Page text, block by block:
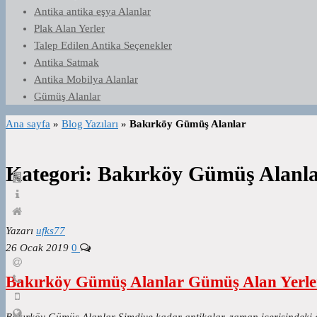
Antika antika eşya Alanlar
Plak Alan Yerler
Talep Edilen Antika Seçenekler
Antika Satmak
Antika Mobilya Alanlar
Gümüş Alanlar
Ana sayfa » Blog Yazıları » Bakırköy Gümüş Alanlar
Kategori: Bakırköy Gümüş
Yazarı ufks77
26 Ocak 2019 0
Bakırköy Gümüş Alanlar Gümüş Alan